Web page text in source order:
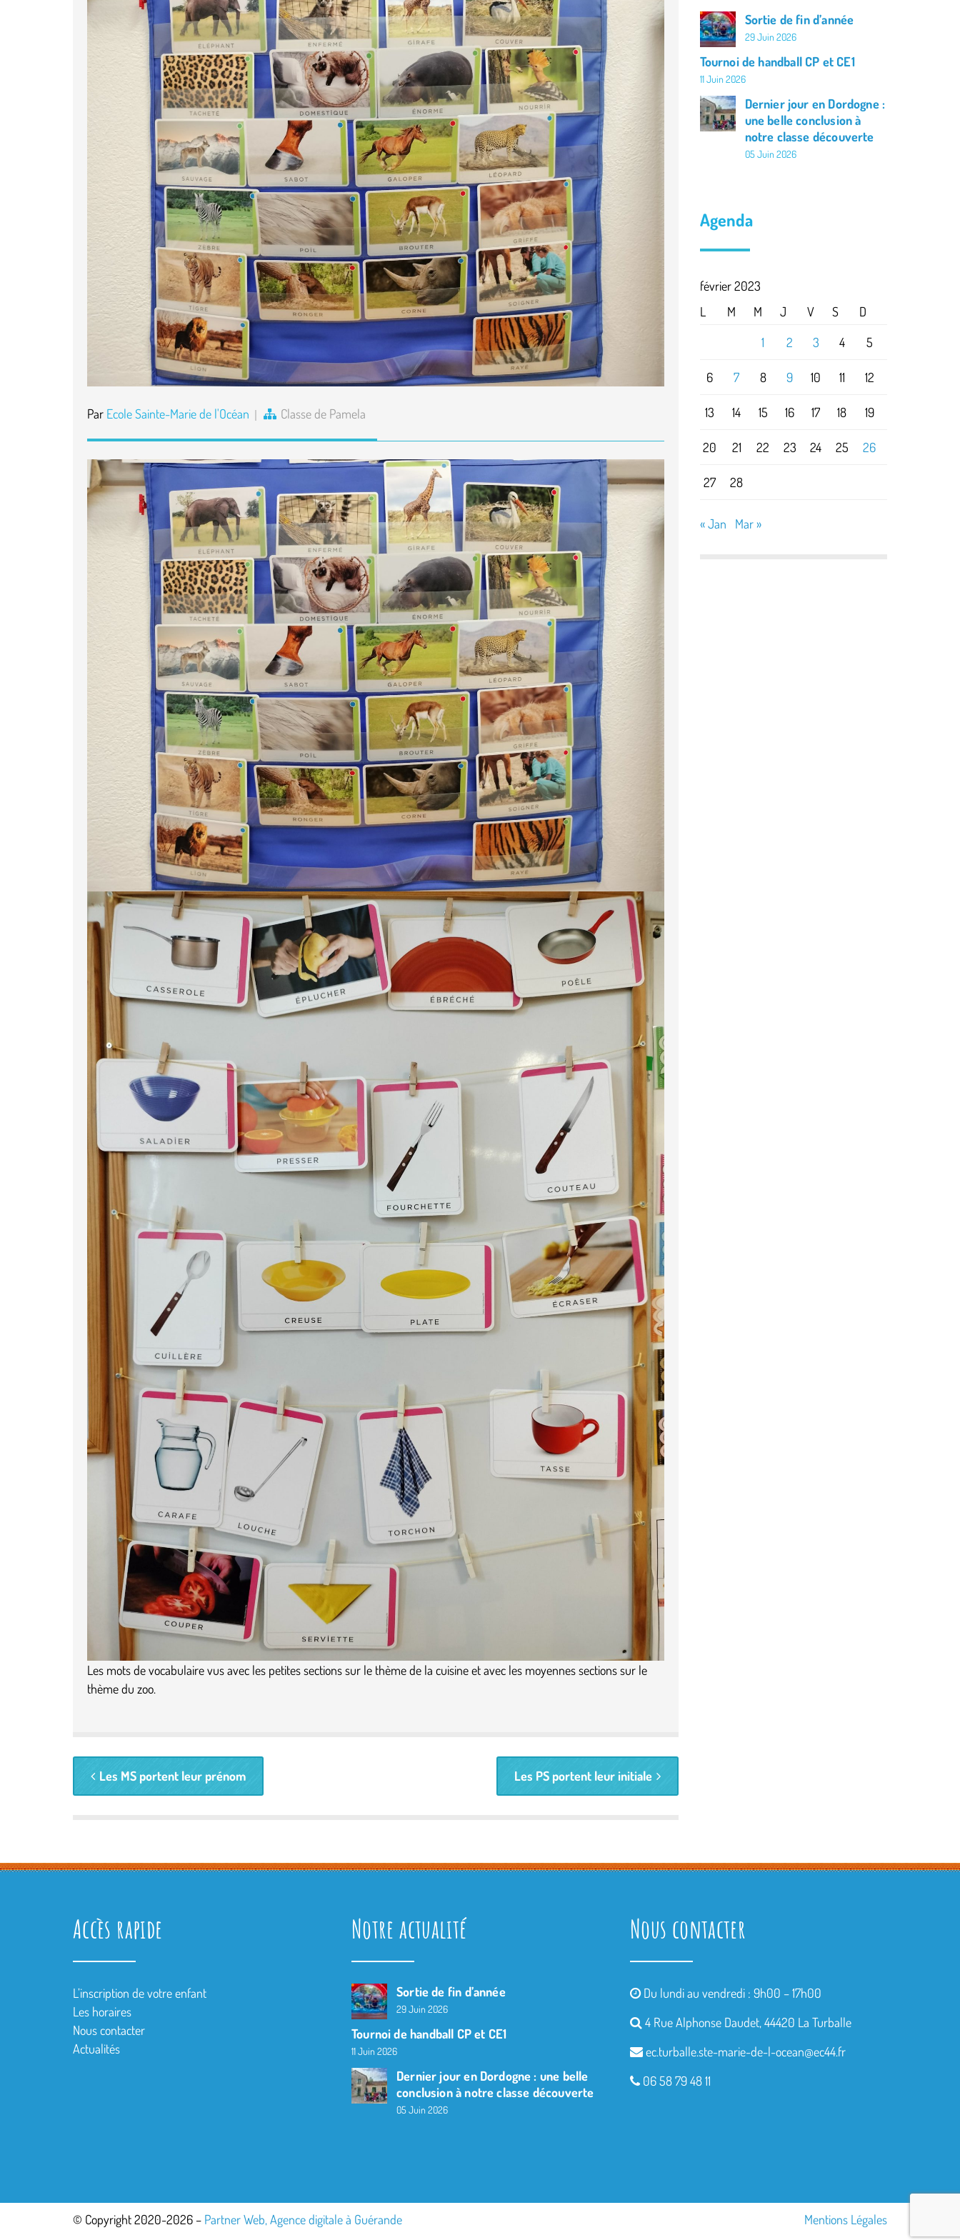
L’APEL
L’OGEC
Nos partenaires
Règlement intérieur
La classe de Louise
La classe de Camille
Agenda de l’école
Par Ecole Sainte-Marie de l'Océan Classe de Pamela
Les mots de vocabulaire vus avec les petites sections sur le thème de la cuisine et avec les moyennes sections sur le
thème du zoo.
Les MS portent leur prénom Les PS portent leur initiale
Sortie de fin d’année
29 Juin 2026
Tournoi de handball CP et CE1
11 Juin 2026
Dernier jour en Dordogne :
une belle conclusion à
notre classe découverte
05 Juin 2026
Agenda
février 2023
L
M M J V S
D
1
2 3 4 5
6 7 8 9 10 11 12
13 14 15 16 17 18 19
20 21 22 23 24 25 26
27 28
« Jan Mar »
Accès rapide
L’inscription de votre enfant
Les horaires
Nous contacter
Actualités
Notre actualité
Sortie de fin d’année
29 Juin 2026
Tournoi de handball CP et CE1
11 Juin 2026
Dernier jour en Dordogne : une belle
conclusion à notre classe découverte
05 Juin 2026
Nous contacter
Du lundi au vendredi : 9h00 – 17h00
4 Rue Alphonse Daudet, 44420 La Turballe
ec.turballe.ste-marie-de-l-ocean@ec44.fr
06 58 79 48 11
© Copyright 2020-2026 – Partner Web, Agence digitale à Guérande Mentions Légales